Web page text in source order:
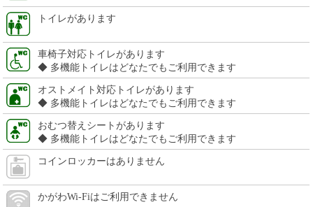
トイレがあります
車椅子対応トイレがあります
◆ 多機能トイレはどなたでもご利用できます
オストメイト対応トイレがあります
◆ 多機能トイレはどなたでもご利用できます
おむつ替えシートがあります
◆ 多機能トイレはどなたでもご利用できます
コインロッカーはありません
かがわWi-Fiはご利用できません